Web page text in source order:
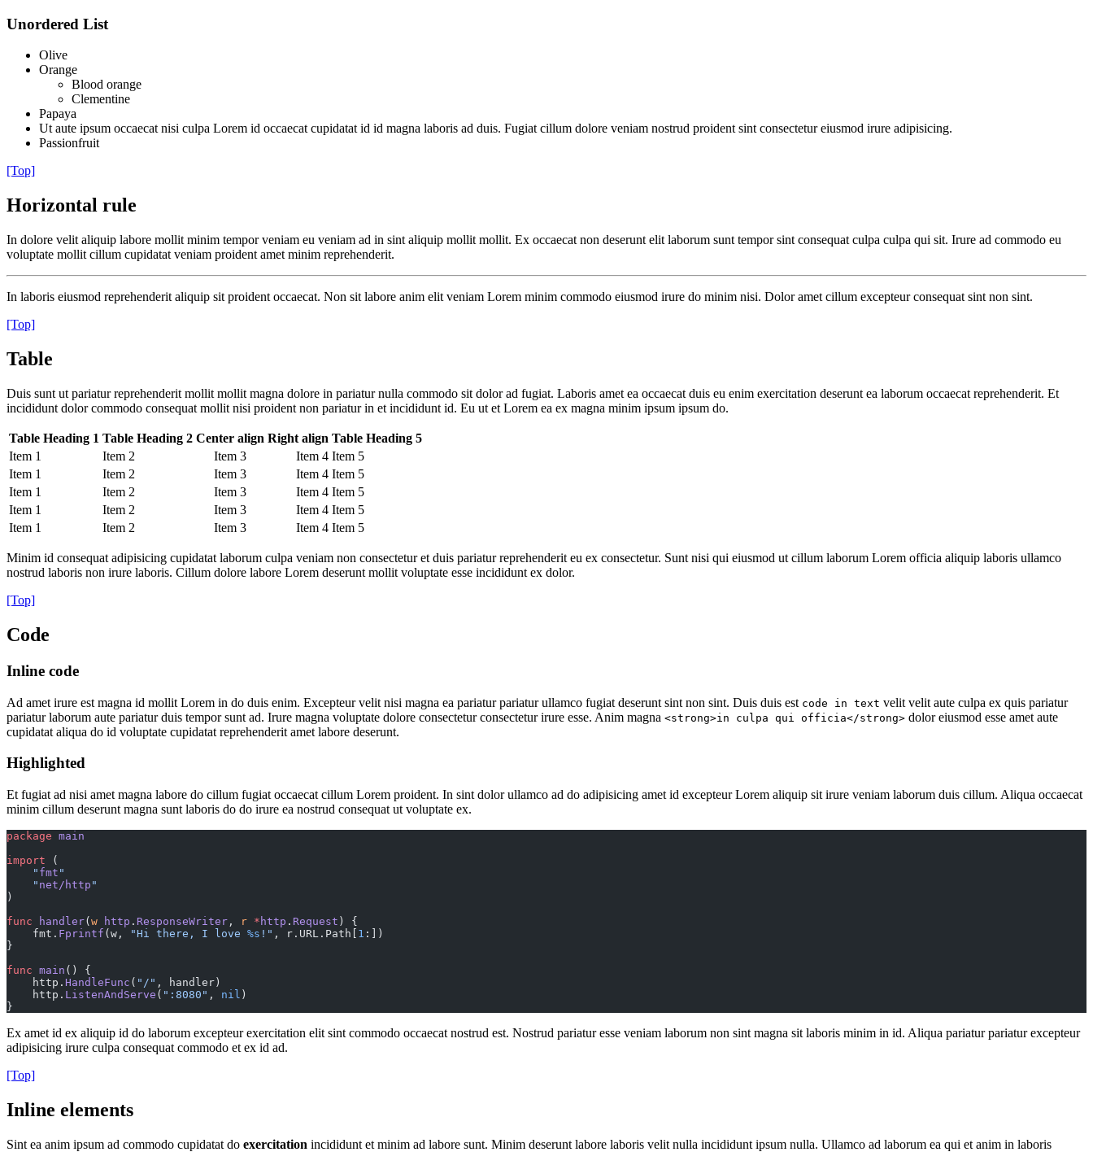
Unordered List
Olive
Orange
Blood orange
Clementine
Papaya
Ut aute ipsum occaecat nisi culpa Lorem id occaecat cupidatat id id magna laboris ad duis. Fugiat cillum dolore veniam nostrud proident sint consectetur eiusmod irure adipisicing.
Passionfruit
[Top]
Horizontal rule
In dolore velit aliquip labore mollit minim tempor veniam eu veniam ad in sint aliquip mollit mollit. Ex occaecat non deserunt elit laborum sunt tempor sint consequat culpa culpa qui sit. Irure ad commodo eu
voluptate mollit cillum cupidatat veniam proident amet minim reprehenderit.
In laboris eiusmod reprehenderit aliquip sit proident occaecat. Non sit labore anim elit veniam Lorem minim commodo eiusmod irure do minim nisi. Dolor amet cillum excepteur consequat sint non sint.
[Top]
Table
Duis sunt ut pariatur reprehenderit mollit mollit magna dolore in pariatur nulla commodo sit dolor ad fugiat. Laboris amet ea occaecat duis eu enim exercitation deserunt ea laborum occaecat reprehenderit. Et
incididunt dolor commodo consequat mollit nisi proident non pariatur in et incididunt id. Eu ut et Lorem ea ex magna minim ipsum ipsum do.
Table Heading 1 Table Heading 2 Center align Right align Table Heading 5
Item 1
Item 2 Item 3 Item 4 Item 5
Item 1
Item 2 Item 3 Item 4 Item 5
Item 1
Item 2 Item 3 Item 4 Item 5
Item 1
Item 2 Item 3 Item 4 Item 5
Item 1
Item 2 Item 3 Item 4 Item 5
Minim id consequat adipisicing cupidatat laborum culpa veniam non consectetur et duis pariatur reprehenderit eu ex consectetur. Sunt nisi qui eiusmod ut cillum laborum Lorem officia aliquip laboris ullamco
nostrud laboris non irure laboris. Cillum dolore labore Lorem deserunt mollit voluptate esse incididunt ex dolor.
[Top]
Code
Inline code
Ad amet irure est magna id mollit Lorem in do duis enim. Excepteur velit nisi magna ea pariatur pariatur ullamco fugiat deserunt sint non sint. Duis duis est code in text velit velit aute culpa ex quis pariatur
pariatur laborum aute pariatur duis tempor sunt ad. Irure magna voluptate dolore consectetur consectetur irure esse. Anim magna <strong>in culpa qui officia</strong> dolor eiusmod esse amet aute
cupidatat aliqua do id voluptate cupidatat reprehenderit amet labore deserunt.
Highlighted
Et fugiat ad nisi amet magna labore do cillum fugiat occaecat cillum Lorem proident. In sint dolor ullamco ad do adipisicing amet id excepteur Lorem aliquip sit irure veniam laborum duis cillum. Aliqua occaecat
minim cillum deserunt magna sunt laboris do do irure ea nostrud consequat ut voluptate ex.
package main
import (
    "
fmt "
    "
net/http "
)
func handler( w http . ResponseWriter , r * http . Request ) {
    fmt.
Fprintf (w, "Hi there, I love %s !" , r.URL.Path[ 1 :])
}
func main () {
    http.
HandleFunc ( "/" , handler)
    http.
ListenAndServe ( ":8080" , nil )
}
Ex amet id ex aliquip id do laborum excepteur exercitation elit sint commodo occaecat nostrud est. Nostrud pariatur esse veniam laborum non sint magna sit laboris minim in id. Aliqua pariatur pariatur excepteur
adipisicing irure culpa consequat commodo et ex id ad.
[Top]
Inline elements
Sint ea anim ipsum ad commodo cupidatat do exercitation incididunt et minim ad labore sunt. Minim deserunt labore laboris velit nulla incididunt ipsum nulla. Ullamco ad laborum ea qui et anim in laboris